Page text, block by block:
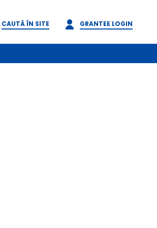
CAUTĂ ÎN SITE GRANTEE LOGIN